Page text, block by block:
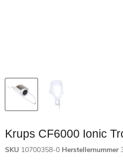
Krups CF6000 Ionic
SKU 10700358-0 Herstellernummer